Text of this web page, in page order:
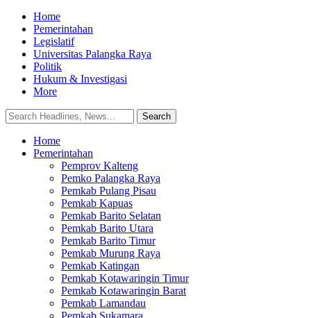
Home
Pemerintahan
Legislatif
Universitas Palangka Raya
Politik
Hukum & Investigasi
More
Home
Pemerintahan
Pemprov Kalteng
Pemko Palangka Raya
Pemkab Pulang Pisau
Pemkab Kapuas
Pemkab Barito Selatan
Pemkab Barito Utara
Pemkab Barito Timur
Pemkab Murung Raya
Pemkab Katingan
Pemkab Kotawaringin Timur
Pemkab Kotawaringin Barat
Pemkab Lamandau
Pemkab Sukamara